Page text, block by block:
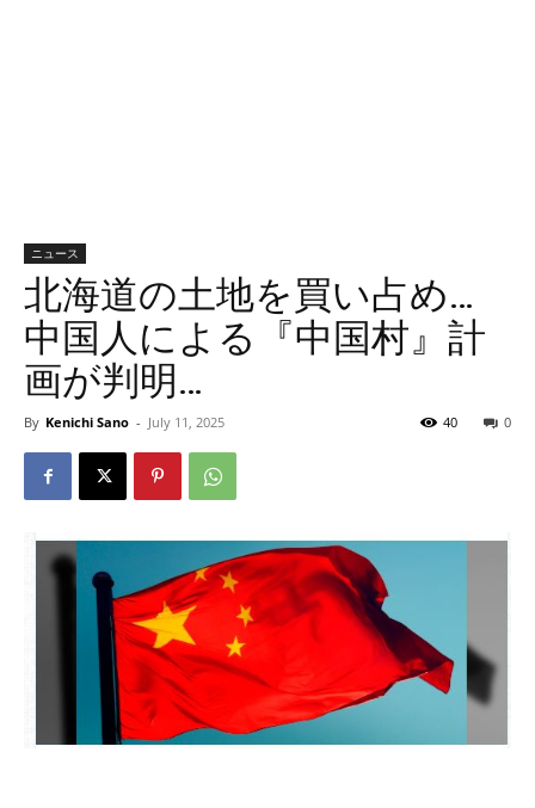
ニュース
北海道の土地を買い占め…
中国人による『中国村』計
画が判明…
By Kenichi Sano - July 11, 2025 0
40